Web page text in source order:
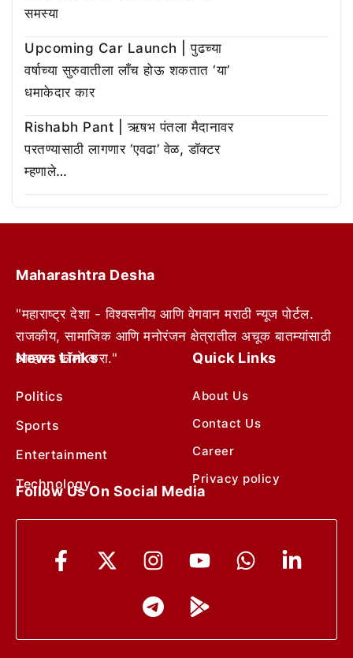
समस्या
Upcoming Car Launch | पुढच्या
वर्षाच्या सुरुवातीला लाँच होऊ शकतात ‘या’
धमाकेदार कार
Rishabh Pant | ऋषभ पंतला मैदानावर
परतण्यासाठी लागणार ‘एवढा’ वेळ, डॉक्टर
म्हणाले…
Maharashtra Desha
"महाराष्ट्र देशा - विश्वसनीय आणि वेगवान मराठी न्यूज पोर्टल.
राजकीय, सामाजिक आणि मनोरंजन क्षेत्रातील अचूक बातम्यांसाठी
आम्हाला फॉलो करा."
News Links
Politics
Sports
Entertainment
Technology
Quick Links
About Us
Contact Us
Career
Privacy policy
Follow Us On Social Media